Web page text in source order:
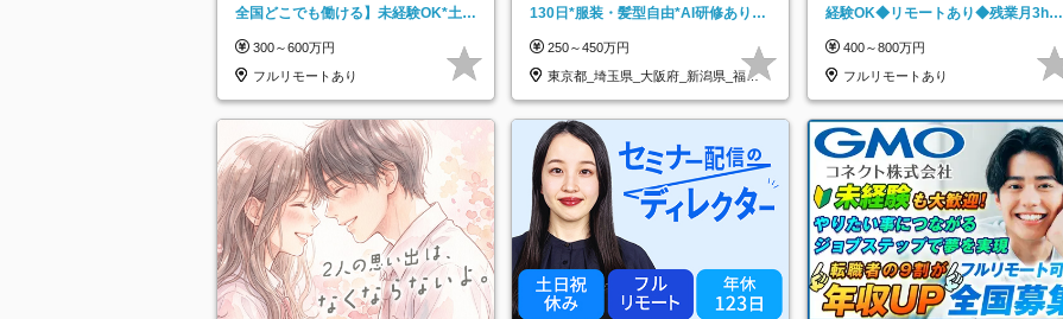
全国どこでも働ける】未経験OK*土日
300～600万円
フルリモートあり
130日*服装・髪型自由*AI研修あり*
250～450万円
東京都_埼玉県_大阪府_新潟県_福岡
県
経験OK◆リモートあり◆残業月3h◆
400～800万円
フルリモートあり